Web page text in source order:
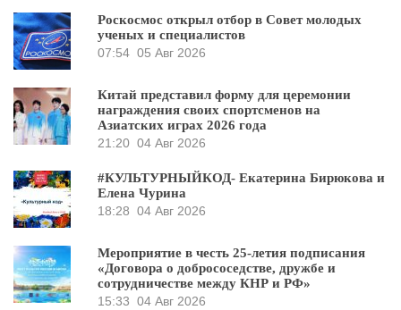
Роскосмос открыл отбор в Совет молодых
ученых и специалистов
07:54 05 Авг 2026
Китай представил форму для церемонии
награждения своих спортсменов на
Азиатских играх 2026 года
21:20 04 Авг 2026
#КУЛЬТУРНЫЙКОД- Екатерина Бирюкова и
Елена Чурина
18:28 04 Авг 2026
Мероприятие в честь 25-летия подписания
«Договора о добрососедстве, дружбе и
сотрудничестве между КНР и РФ»
15:33 04 Авг 2026